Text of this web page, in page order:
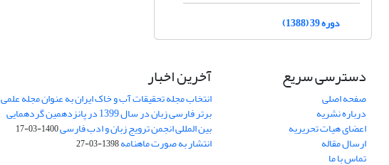
دوره 39 (1388)
دسترسی سریع
صفحه اصلی
درباره نشریه
اعضای هیات تحریریه
ارسال مقاله
تماس با ما
آخرین اخبار
انتخاب مجله تحقیقات آب و خاک ایران به عنوان مجله علمی
برتر فارسی زبان در سال 1399 در پانزدهمین گردهمایی
بین المللی انجمن ترویج زبان و ادب فارسی1400-03-17
انتشار به صورت ماهنامه1398-03-27